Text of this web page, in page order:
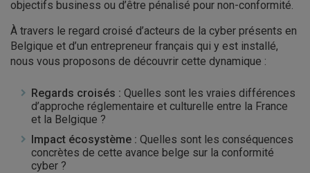
objectifs business ou d’être pénalisé pour non-conformité.
À travers le regard croisé d’acteurs de la cyber présents en
Belgique et d’un entrepreneur français qui y est installé,
nous vous proposons de découvrir cette dynamique :
Regards croisés : Quelles sont les vraies différences
d’approche réglementaire et culturelle entre la France
et la Belgique ?
Impact écosystème : Quelles sont les conséquences
concrètes de cette avance belge sur la conformité
cyber ?